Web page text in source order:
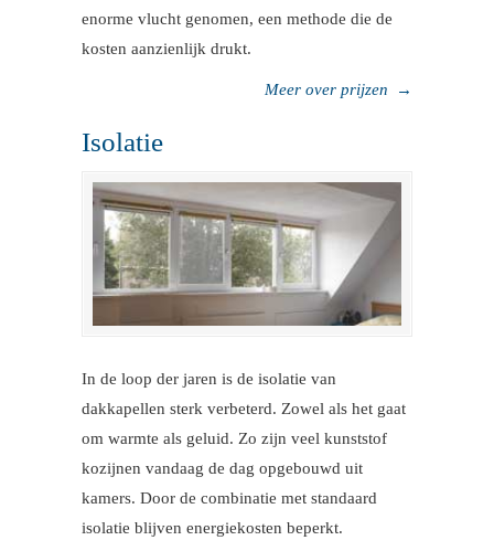
enorme vlucht genomen, een methode die de
kosten aanzienlijk drukt.
Meer over prijzen →
Isolatie
In de loop der jaren is de isolatie van
dakkapellen sterk verbeterd. Zowel als het gaat
om warmte als geluid. Zo zijn veel kunststof
kozijnen vandaag de dag opgebouwd uit
kamers. Door de combinatie met standaard
isolatie blijven energiekosten beperkt.